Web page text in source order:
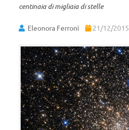
centinaia di migliaia di stelle
Eleonora Ferroni 21/12/2015